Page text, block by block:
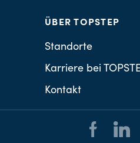
ÜBER TOPSTEP
Standorte
Karriere bei
Kontakt